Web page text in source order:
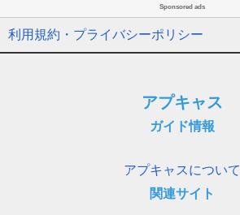
Sponsored ads
利用規約・プライバシーポリシー
アプキャス
ガイド情報
アプキャスについて
関連サイト